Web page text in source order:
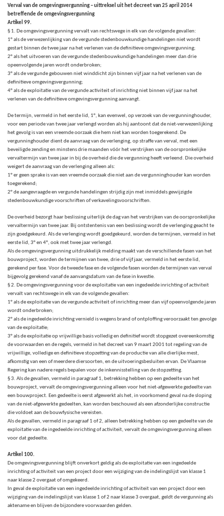
Verval van de omgevingsvergunning – uittreksel uit het decreet van 25 april 2014
betreffende de omgevingsvergunning
Artikel 99.
§ 1. De omgevingsvergunning vervalt van rechtswege in elk van de volgende gevallen:
1° als de verwezenlijking van de vergunde stedenbouwkundige handelingen niet wordt
gestart binnen de twee jaar na het verlenen van de definitieve omgevingsvergunning;
2° als het uitvoeren van de vergunde stedenbouwkundige handelingen meer dan drie
opeenvolgende jaren wordt onderbroken;
3° als de vergunde gebouwen niet winddicht zijn binnen vijf jaar na het verlenen van de
definitieve omgevingsvergunning;
4° als de exploitatie van de vergunde activiteit of inrichting niet binnen vijf jaar na het
verlenen van de definitieve omgevingsvergunning aanvangt.
De termijn, vermeld in het eerste lid, 1°, kan evenwel, op verzoek van de vergunninghouder,
voor een periode van twee jaar verlengd worden als hij aantoont dat de niet-verwezenlijking
het gevolg is van een vreemde oorzaak die hem niet kan worden toegerekend. De
vergunninghouder dient de aanvraag van de verlenging, op straffe van verval, met een
beveiligde zending en minstens drie maanden vóór het verstrijken van de oorspronkelijke
vervaltermijn van twee jaar in bij de overheid die de vergunning heeft verleend. Die overheid
weigert de aanvraag van de verlenging alleen als:
1° er geen sprake is van een vreemde oorzaak die niet aan de vergunninghouder kan worden
toegerekend;
2° de aangevraagde en vergunde handelingen strijdig zijn met inmiddels gewijzigde
stedenbouwkundige voorschriften of verkavelingsvoorschriften.
De overheid bezorgt haar beslissing uiterlijk de dag van het verstrijken van de oorspronkelijke
vervaltermijn van twee jaar. Bij ontstentenis van een beslissing wordt de verlenging geacht te
zijn goedgekeurd. Als de verlenging wordt goedgekeurd, worden de termijnen, vermeld in het
eerste lid, 3° en 4°, ook met twee jaar verlengd.
Als de omgevingsvergunning uitdrukkelijk melding maakt van de verschillende fasen van het
bouwproject, worden de termijnen van twee, drie of vijf jaar, vermeld in het eerste lid,
gerekend per fase. Voor de tweede fase en de volgende fasen worden de termijnen van verval
bijgevolg gerekend vanaf de aanvangsdatum van de fase in kwestie.
§ 2. De omgevingsvergunning voor de exploitatie van een ingedeelde inrichting of activiteit
vervalt van rechtswege in elk van de volgende gevallen:
1° als de exploitatie van de vergunde activiteit of inrichting meer dan vijf opeenvolgende jaren
wordt onderbroken;
2° als de ingedeelde inrichting vernield is wegens brand of ontploffing veroorzaakt ten gevolge
van de exploitatie;
3° als de exploitatie op vrijwillige basis volledig en definitief wordt stopgezet overeenkomstig
de voorwaarden en de regels, vermeld in het decreet van 9 maart 2001 tot regeling van de
vrijwillige, volledige en definitieve stopzetting van de productie van alle dierlijke mest,
afkomstig van een of meerdere diersoorten, en de uitvoeringsbesluiten ervan. De Vlaamse
Regering kan nadere regels bepalen voor de inkennisstelling van de stopzetting.
§ 3. Als de gevallen, vermeld in paragraaf 1, betrekking hebben op een gedeelte van het
bouwproject, vervalt de omgevingsvergunning alleen voor het niet-afgewerkte gedeelte van
een bouwproject. Een gedeelte is eerst afgewerkt als het, in voorkomend geval na de sloping
van de niet-afgewerkte gedeelten, kan worden beschouwd als een afzonderlijke constructie
die voldoet aan de bouwfysische vereisten.
Als de gevallen, vermeld in paragraaf 1 of 2, alleen betrekking hebben op een gedeelte van de
exploitatie van de ingedeelde inrichting of activiteit, vervalt de omgevingsvergunning alleen
voor dat gedeelte.
Artikel 100.
De omgevingsvergunning blijft onverkort geldig als de exploitatie van een ingedeelde
inrichting of activiteit van een project door een wijziging van de indelingslijst van klasse 1
naar klasse 2 overgaat of omgekeerd.
In geval de exploitatie van een ingedeelde inrichting of activiteit van een project door een
wijziging van de indelingslijst van klasse 1 of 2 naar klasse 3 overgaat, geldt de vergunning als
aktename en blijven de bijzondere voorwaarden gelden.